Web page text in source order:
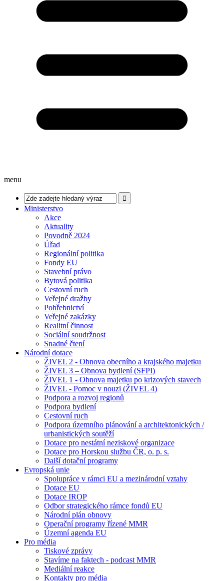
menu
Ministerstvo
Akce
Aktuality
Povodně 2024
Úřad
Regionální politika
Fondy EU
Stavební právo
Bytová politika
Cestovní ruch
Veřejné dražby
Pohřebnictví
Veřejné zakázky
Realitní činnost
Sociální soudržnost
Snadné čtení
Národní dotace
ŽIVEL 2 - Obnova obecního a krajského majetku
ŽIVEL 3 – Obnova bydlení (SFPI)
ŽIVEL 1 - Obnova majetku po krizových stavech
ŽIVEL - Pomoc v nouzi (ŽIVEL 4)
Podpora a rozvoj regionů
Podpora bydlení
Cestovní ruch
Podpora územního plánování a architektonických /
urbanistických soutěží
Dotace pro nestátní neziskové organizace
Dotace pro Horskou službu ČR, o. p. s.
Další dotační programy
Evropská unie
Spolupráce v rámci EU a mezinárodní vztahy
Dotace EU
Dotace IROP
Odbor strategického rámce fondů EU
Národní plán obnovy
Operační programy řízené MMR
Územní agenda EU
Pro média
Tiskové zprávy
Stavíme na faktech - podcast MMR
Mediální reakce
Kontakty pro média